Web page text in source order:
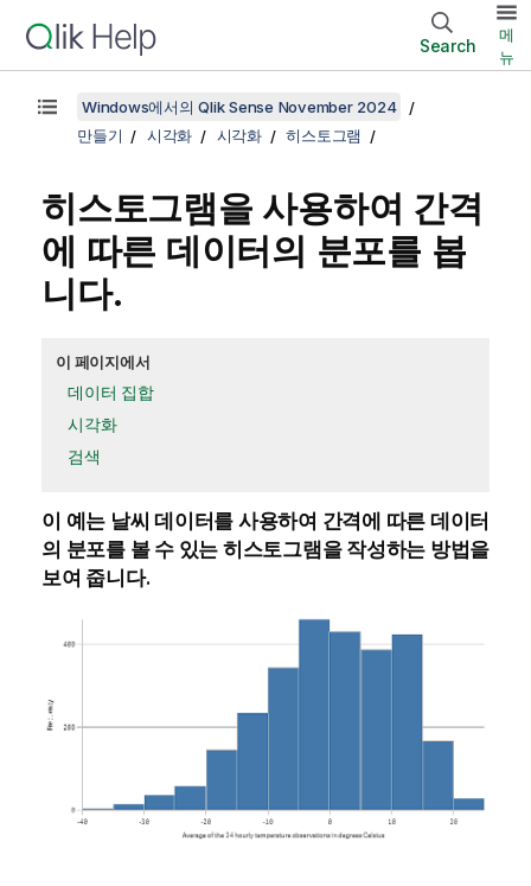
Search
메
뉴
Windows에서의 Qlik Sense November 2024
만들기
시각화 시각화 히스토그램
히스토그램을 사용하여 간격
에 따른 데이터의 분포를 봅
니다.
이 페이지에서
데이터 집합
시각화
검색
이 예는 날씨 데이터를 사용하여 간격에 따른 데이터
의 분포를 볼 수 있는 히스토그램을 작성하는 방법을
보여 줍니다.